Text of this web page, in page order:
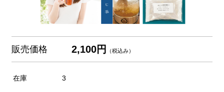
販売価格 2,100円 （税込み）
在庫 3